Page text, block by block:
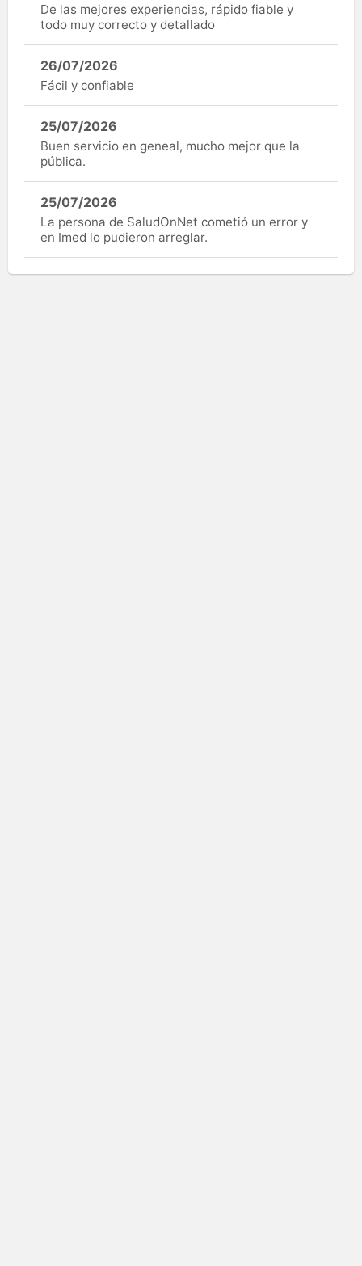
De las mejores experiencias, rápido fiable y
todo muy correcto y detallado
26/07/2026
Fácil y confiable
25/07/2026
Buen servicio en geneal, mucho mejor que la
pública.
25/07/2026
La persona de SaludOnNet cometió un error y
en Imed lo pudieron arreglar.